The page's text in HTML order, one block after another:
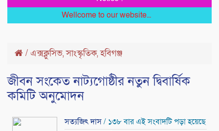
Wellcome to our website...
/ এক্সক্লুসিভ,সাংস্কৃতিক,হবিগঞ্জ
জীবন সংকেত নাট্যগোষ্ঠীর নতুন দ্বিবার্ষিক
কমিটি অনুমোদন
সত্যজিৎ দাস/ ১৩৮ বার এই সংবাদটি পড়া হয়েছে